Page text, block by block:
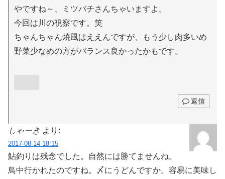
やですね～、ミツバチさんちゃいますよ。
今回は川の視察です。笑
ちゃんちゃん焼風はええんですが、もう少し肉多いめ
野菜少なめの方がバランス良かったかもです。
返信
しゃーき より:
2017-08-14 18:15
鮎釣りは残念でした。自然には勝てませんね。
鳥中行かれたのですね。〆にうどんですか。容易に美味し